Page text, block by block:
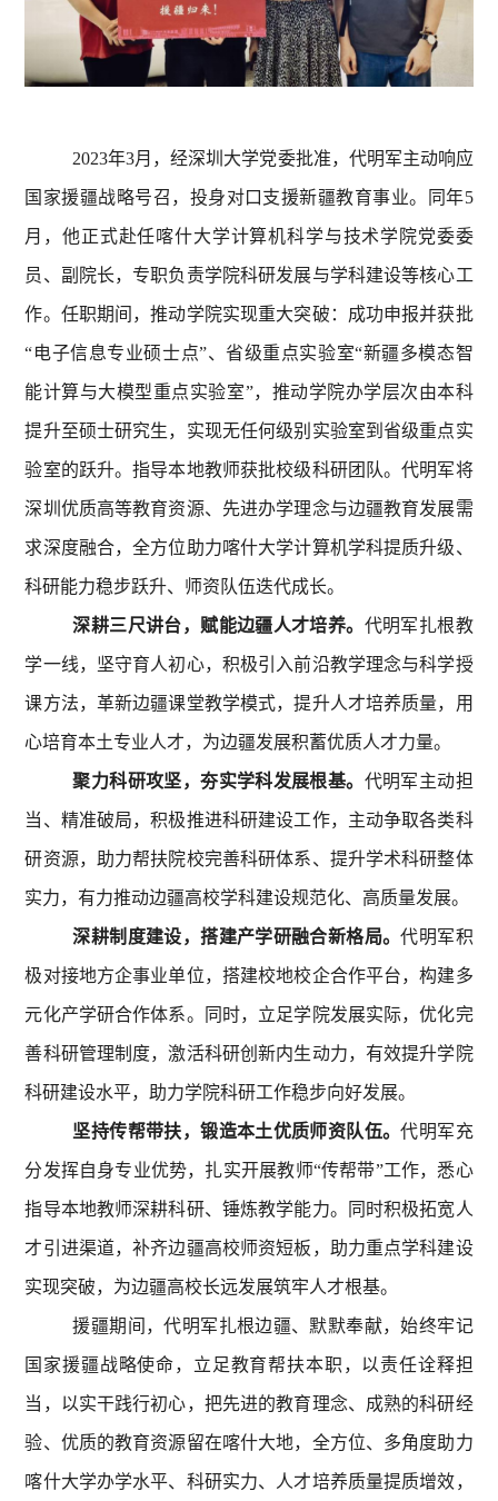
2023年3月，经深圳大学党委批准，代明军主动响应
国家援疆战略号召，投身对口支援新疆教育事业。同年5
月，他正式赴任喀什大学计算机科学与技术学院党委委
员、副院长，专职负责学院科研发展与学科建设等核心工
作。任职期间，推动学院实现重大突破：成功申报并获批
“电子信息专业硕士点”、省级重点实验室“新疆多模态智
能计算与大模型重点实验室”，推动学院办学层次由本科
提升至硕士研究生，实现无任何级别实验室到省级重点实
验室的跃升。指导本地教师获批校级科研团队。代明军将
深圳优质高等教育资源、先进办学理念与边疆教育发展需
求深度融合，全方位助力喀什大学计算机学科提质升级、
科研能力稳步跃升、师资队伍迭代成长。
深耕三尺讲台，赋能边疆人才培养。 代明军扎根教
学一线，坚守育人初心，积极引入前沿教学理念与科学授
课方法，革新边疆课堂教学模式，提升人才培养质量，用
心培育本土专业人才，为边疆发展积蓄优质人才力量。
聚力科研攻坚，夯实学科发展根基。 代明军主动担
当、精准破局，积极推进科研建设工作，主动争取各类科
研资源，助力帮扶院校完善科研体系、提升学术科研整体
实力，有力推动边疆高校学科建设规范化、高质量发展。
深耕制度建设，搭建产学研融合新格局。代明军积
极对接地方企事业单位，搭建校地校企合作平台，构建多
元化产学研合作体系。同时，立足学院发展实际，优化完
善科研管理制度，激活科研创新内生动力，有效提升学院
科研建设水平，助力学院科研工作稳步向好发展。
坚持传帮带扶，锻造本土优质师资队伍。代明军充
分发挥自身专业优势，扎实开展教师“传帮带”工作，悉心
指导本地教师深耕科研、锤炼教学能力。同时积极拓宽人
才引进渠道，补齐边疆高校师资短板，助力重点学科建设
实现突破，为边疆高校长远发展筑牢人才根基。
援疆期间，代明军扎根边疆、默默奉献，始终牢记
国家援疆战略使命，立足教育帮扶本职，以责任诠释担
当，以实干践行初心，把先进的教育理念、成熟的科研经
验、优质的教育资源留在喀什大地，全方位、多角度助力
喀什大学办学水平、科研实力、人才培养质量提质增效，